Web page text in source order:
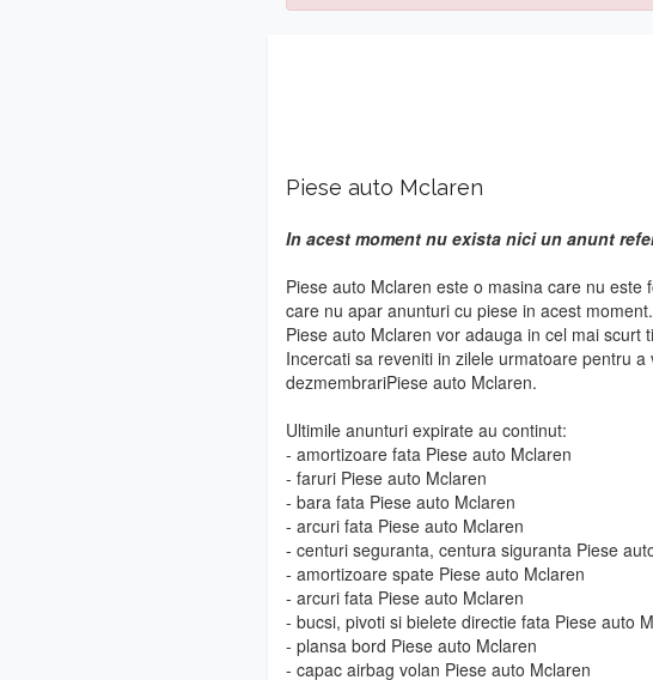
Piese auto Mclaren
In acest moment nu exista nici un anunt
Piese auto Mclaren este o masina care nu
care nu apar anunturi cu piese in acest
Piese auto Mclaren vor adauga in cel mai scurt
Incercati sa reveniti in zilele urmatoare pentru
dezmembrariPiese auto Mclaren.
Ultimile anunturi expirate au continut:
- amortizoare fata Piese auto Mclaren
- faruri Piese auto Mclaren
- bara fata Piese auto Mclaren
- arcuri fata Piese auto Mclaren
- centuri seguranta, centura siguranta Piese
- amortizoare spate Piese auto Mclaren
- arcuri fata Piese auto Mclaren
- bucsi, pivoti si bielete directie fata Piese auto
- plansa bord Piese auto Mclaren
- capac airbag volan Piese auto Mclaren